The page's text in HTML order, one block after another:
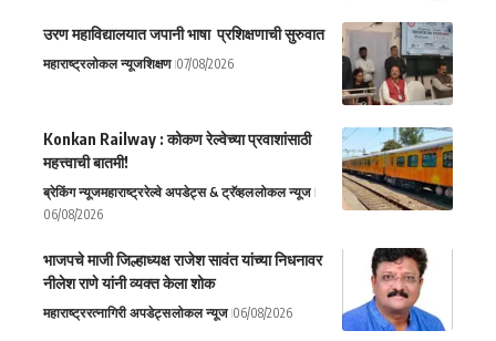
उरण महाविद्यालयात जपानी भाषा प्रशिक्षणाची सुरुवात
महाराष्ट्रलोकल न्यूजशिक्षण 07/08/2026
Konkan Railway : कोकण रेल्वेच्या प्रवाशांसाठी
महत्त्वाची बातमी!
ब्रेकिंग न्यूजमहाराष्ट्ररेल्वे अपडेट्स & ट्रॅव्हललोकल न्यूज
06/08/2026
भाजपचे माजी जिल्हाध्यक्ष राजेश सावंत यांच्या निधनावर
नीलेश राणे यांनी व्यक्त केला शोक
महाराष्ट्ररत्नागिरी अपडेट्सलोकल न्यूज 06/08/2026